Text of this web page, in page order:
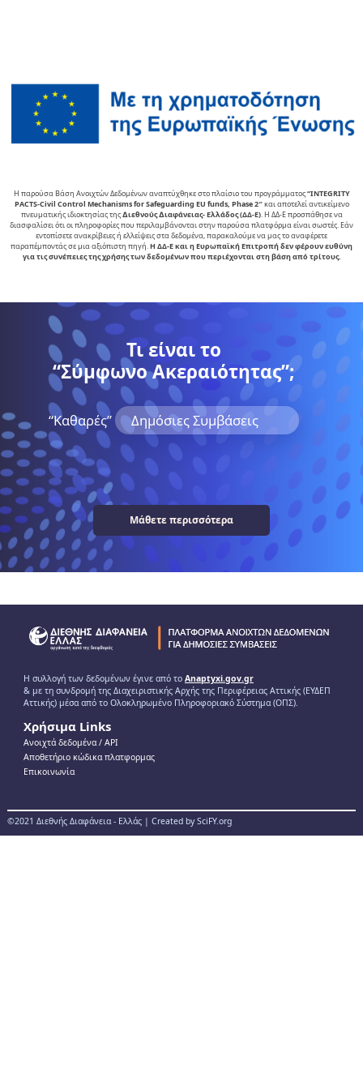
Η παρούσα Βάση Ανοιχτών Δεδομένων αναπτύχθηκε στο πλαίσιο του προγράμματος“INTEGRITY
PACTS-Civil Control Mechanisms for Safeguarding EU funds, Phase 2″και αποτελεί αντικείµενο
πνευµατικής ιδιοκτησίας της∆ιεθνούς ∆ιαφάνειας- Ελλάδος (ΔΔ-Ε). Η ΔΔ-Ε προσπάθησε να
διασφαλίσει ότι οι πληροφορίες που περιλαμβάνονται στην παρούσα πλατφόρμα είναι σωστές. Εάν
εντοπίσετε ανακρίβειες ή ελλείψεις στα δεδομένα, παρακαλούμε να μας το αναφέρετε
παραπέμποντάς σε μια αξιόπιστη πηγή.Η ΔΔ-Ε και η Ευρωπαϊκή Επιτροπή δεν φέρουν ευθύνη
για τις συνέπειες της χρήσης των δεδομένων που περιέχονται στη βάση από τρίτους.
Τι είναι το
“Σύμφωνο Ακεραιότητας”;
“Kαθαρές” Δημόσιες Συμβάσεις
Μάθετε περισσότερα
Η συλλογή των δεδομένων έγινε από το Anaptyxi.gov.gr
& με τη συνδρομή της Διαχειριστικής Αρχής της Περιφέρειας Αττικής (ΕΥΔΕΠ
Αττικής) μέσα από το Ολοκληρωμένο Πληροφοριακό Σύστημα (ΟΠΣ).
Χρήσιμα Links
Ανοιχτά δεδομένα / ΑPI
Αποθετήριο κώδικα πλατφορμας
Επικοινωνία
©2021 Διεθνής Διαφάνεια - Ελλάς | Created by SciFY.org